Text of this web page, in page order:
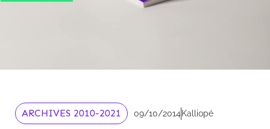
ARCHIVES 2010-2021 09/10/2014Kalliopé